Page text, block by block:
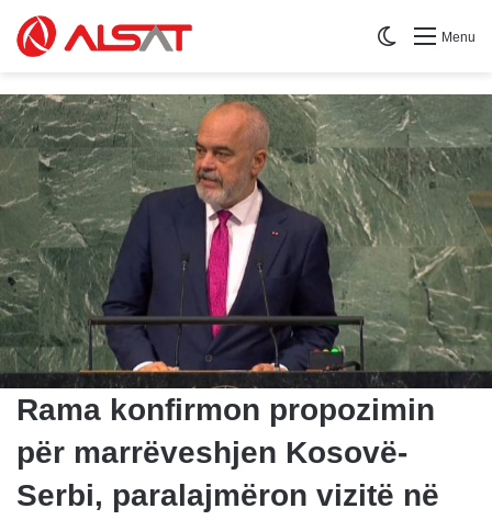
Menu
Switch skin
Rama konfirmon propozimin
për marrëveshjen Kosovë-
Serbi, paralajmëron vizitë në